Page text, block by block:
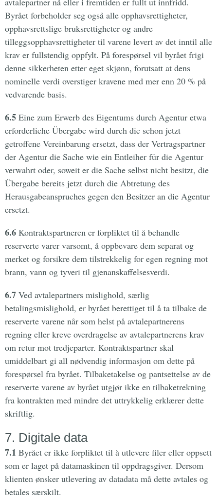
Byrået forbeholder seg også alle opphavsrettigheter,
opphavsrettslige bruksrettigheter og andre
tilleggsopphavsrettigheter til varene levert av det inntil alle
krav er fullstendig oppfylt. På forespørsel vil byrået frigi
denne sikkerheten etter eget skjønn, forutsatt at dens
nominelle verdi overstiger kravene med mer enn 20 % på
vedvarende basis.
6.5 Eine zum Erwerb des Eigentums durch Agentur etwa
erforderliche Übergabe wird durch die schon jetzt
getroffene Vereinbarung ersetzt, dass der Vertragspartner
der Agentur die Sache wie ein Entleiher für die Agentur
verwahrt oder, soweit er die Sache selbst nicht besitzt, die
Übergabe bereits jetzt durch die Abtretung des
Herausgabeanspruches gegen den Besitzer an die Agentur
ersetzt.
6.6 Kontraktspartneren er forpliktet til å behandle
reserverte varer varsomt, å oppbevare dem separat og
merket og forsikre dem tilstrekkelig for egen regning mot
brann, vann og tyveri til gjenanskaffelsesverdi.
6.7 Ved avtalepartners mislighold, særlig
betalingsmislighold, er byrået berettiget til å ta tilbake de
reserverte varene når som helst på avtalepartnerens
regning eller kreve overdragelse av avtalepartnerens krav
om retur mot tredjeparter. Kontraktspartner skal
umiddelbart gi all nødvendig informasjon om dette på
forespørsel fra byrået. Tilbaketakelse og pantsettelse av de
reserverte varene av byrået utgjør ikke en tilbaketrekning
fra kontrakten med mindre det uttrykkelig erklærer dette
skriftlig.
7. Digitale data
7.1 Byrået er ikke forpliktet til å utlevere filer eller oppsett
som er laget på datamaskinen til oppdragsgiver. Dersom
klienten ønsker utlevering av datadata må dette avtales og
betales særskilt.